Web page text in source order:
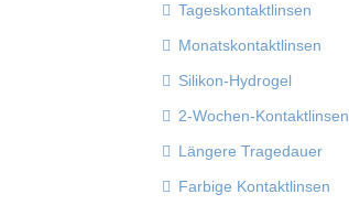
Tageskontaktlinsen
Monatskontaktlinsen
Silikon-Hydrogel
2-Wochen-Kontaktlinsen
Längere Tragedauer
Farbige Kontaktlinsen